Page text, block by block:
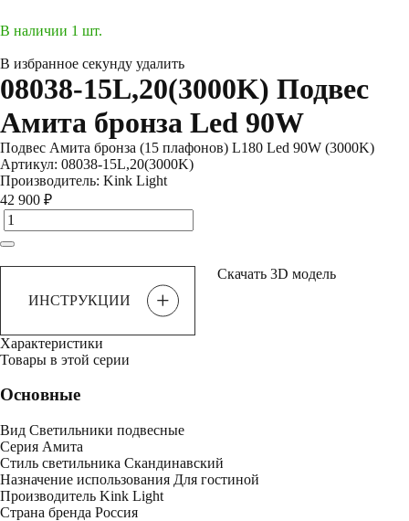
В наличии 1 шт.
В избранное секунду удалить
08038-15L,20(3000K) Подвес
Амита бронза Led 90W
Подвес Амита бронза (15 плафонов) L180 Led 90W (3000K)
Артикул: 08038-15L,20(3000K)
Производитель: Kink Light
42 900 ₽
ИНСТРУКЦИИ +
Скачать 3D модель
Характеристики
Товары в этой серии
Основные
Вид Светильники подвесные
Серия Амита
Стиль светильника Скандинавский
Назначение использования Для гостиной
Производитель Kink Light
Страна бренда Россия